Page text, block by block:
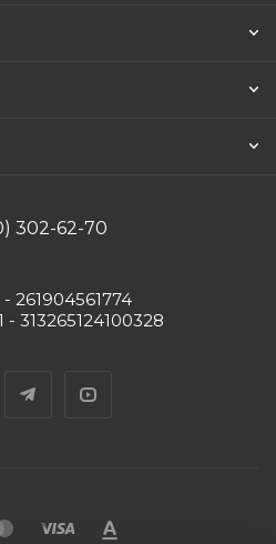
302-62-70
261904561774
313265124100328